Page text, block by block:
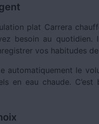
plat Carrera
besoin au quotidien.
vos habitudes
automatiquement le
en eau chaude.